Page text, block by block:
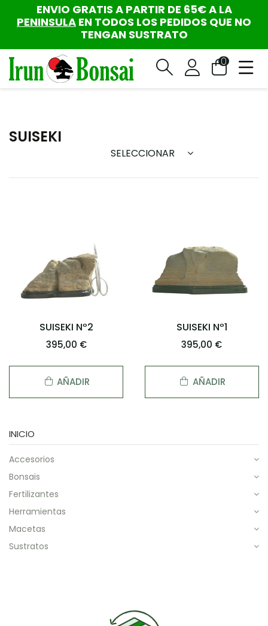
ENVIO GRATIS A PARTIR DE 65€ A LA
PENINSULA EN TODOS LOS PEDIDOS QUE NO
TENGAN SUSTRATO
0
SUISEKI
SELECCIONAR
SUISEKI Nº2
395,00 €
AÑADIR
SUISEKI Nº1
395,00 €
AÑADIR
INICIO
accesorios
bonsais
fertilizantes
herramientas
macetas
sustratos